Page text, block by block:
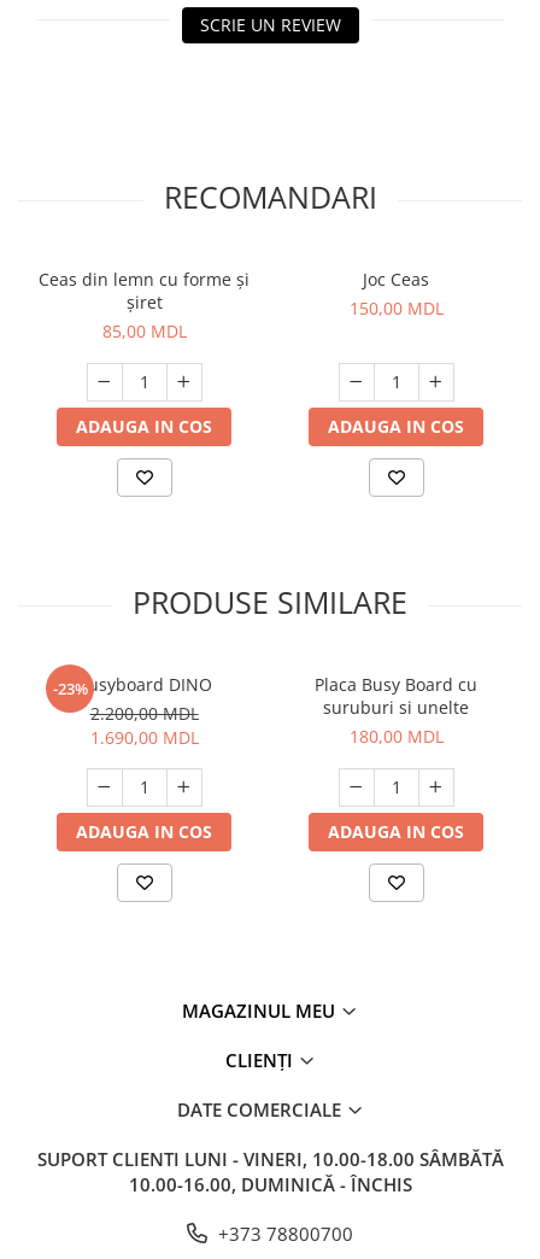
SCRIE UN REVIEW
RECOMANDARI
Ceas din lemn cu forme și
șiret
85,00 MDL
ADAUGA IN COS
Joc Ceas
150,00 MDL
ADAUGA IN COS
PRODUSE SIMILARE
-23%Busyboard DINO
2.200,00 MDL
1.690,00 MDL
ADAUGA IN COS
Placa Busy Board cu
suruburi si unelte
180,00 MDL
ADAUGA IN COS
MAGAZINUL MEU
CLIENȚI
DATE COMERCIALE
SUPORT CLIENTI LUNI - VINERI, 10.00-18.00 SÂMBĂTĂ
10.00-16.00, DUMINICĂ - ÎNCHIS
+373 78800700